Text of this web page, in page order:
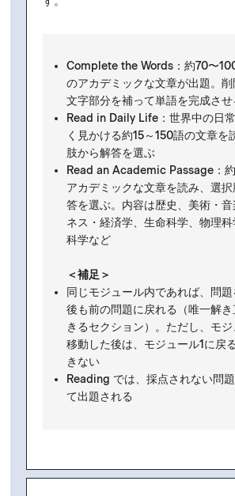
Complete the Words：約70〜
のアカデミックな文章が出題。削
文字部分を補って単語を完成させ
Read in Daily Life：世界中の日
く見かける約15～150語の文章を
肢から解答を選ぶ
Read an Academic Passage：
アカデミックな文章を読み、選
答を選ぶ。内容は歴史、美術・
ネス・経済学、生命科学、物理
科学など
＜補足＞
同じモジュール内であれば、問題
後も前の問題に戻れる（唯一解
きるセクション）。ただし、モ
移動した後は、モジュール1に戻
きない
Reading では、採点されない問題
て出題される​